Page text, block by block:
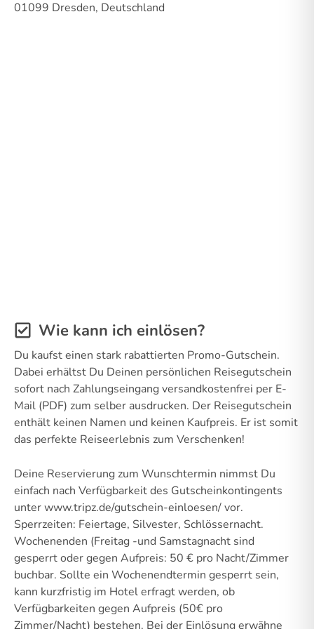
01099 Dresden, Deutschland
Wie kann ich einlösen?
Du kaufst einen stark rabattierten Promo-Gutschein.
Dabei erhältst Du Deinen persönlichen Reisegutschein
sofort nach Zahlungseingang versandkostenfrei per E-
Mail (PDF) zum selber ausdrucken. Der Reisegutschein
enthält keinen Namen und keinen Kaufpreis. Er ist somit
das perfekte Reiseerlebnis zum Verschenken!
Deine Reservierung zum Wunschtermin nimmst Du
einfach nach Verfügbarkeit des Gutscheinkontingents
unter www.tripz.de/gutschein-einloesen/ vor.
Sperrzeiten: Feiertage, Silvester, Schlössernacht.
Wochenenden (Freitag -und Samstagnacht sind
gesperrt oder gegen Aufpreis: 50 € pro Nacht/Zimmer
buchbar. Sollte ein Wochenendtermin gesperrt sein,
kann kurzfristig im Hotel erfragt werden, ob
Verfügbarkeiten gegen Aufpreis (50€ pro
Zimmer/Nacht) bestehen. Bei der Einlösung erwähne